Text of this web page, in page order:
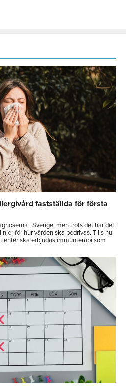
fastställda för första
i Sverige, men trots det har det
för hur vården ska bedrivas. Tills nu.
ska erbjudas immunterapi som